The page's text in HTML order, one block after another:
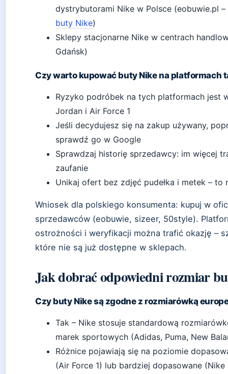
dystrybutorami Nike w Polsce (eobuwie.pl
buty Nike)
Sklepy stacjonarne Nike w centrach
Gdańsk)
Czy warto kupować buty Nike na platformach
Ryzyko podróbek na tych platformach jest
Jordan i Air Force 1
Jeśli decydujesz się na zakup używany,
sprawdź go w Google
Sprawdzaj historię sprzedawcy: im więcej
zaufanie
Unikaj ofert bez zdjęć pudełka i metek – to
Wniosek dla polskiego konsumenta: kupuj w
sprzedawców (eobuwie, sizeer, 50style).
ostrożności i weryfikacji można trafić okazję –
które nie są już dostępne w sklepach.
Jak dobrać odpowiedni rozmiar
Czy buty Nike są zgodne z rozmiarówką
Tak – Nike stosuje standardową
marek sportowych (Adidas, Puma, New
Różnice pojawiają się na poziomie
(Air Force 1) lub bardziej dopasowane